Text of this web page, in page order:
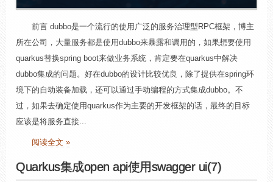
前言 dubbo是一个流行的使用广泛的服务治理型RPC框架，博主
所在公司，大量服务都是使用dubbo来暴露和调用的，如果想要使用
quarkus替换spring boot来做业务系统，肯定要在quarkus中解决
dubbo集成的问题。好在dubbo的设计比较优良，除了提供在spring环
境下的自动装备加载，还可以通过手动编程的方式集成dubbo。不
过，如果去确定使用quarkus作为主要的开发框架的话，最终的目标
应该是将服务直接...
阅读全文 »
Quarkus集成open api使用swagger ui(7)